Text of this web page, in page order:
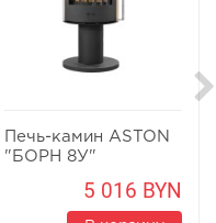
Печь-камин ASTON
"БОРН 8У"
5 016 BYN